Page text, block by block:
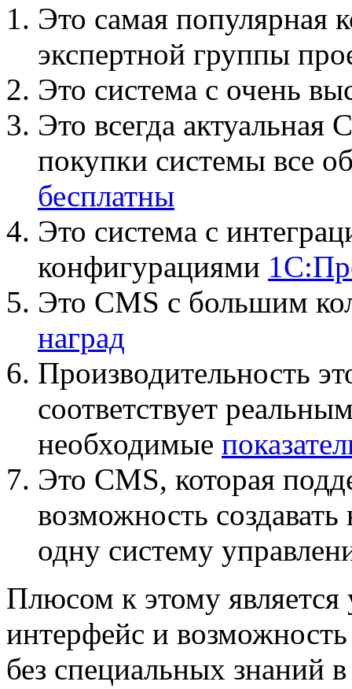
Это самая популярная
экспертной группы
Это система с очень
Это всегда актуальная
покупки системы все
бесплатны
Это система с
конфигурациями
Это CMS с большим
наград
Производительность
соответствует
необходимые
Это CMS, которая
возможность создавать
одну систему
Плюсом к этому
интерфейс и
без специальных знаний